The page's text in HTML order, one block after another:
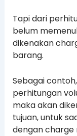
Tapi dari
belum
dikenakan
barang.
Sebagai
perhitungan
maka akan
tujuan, untuk
dengan charge